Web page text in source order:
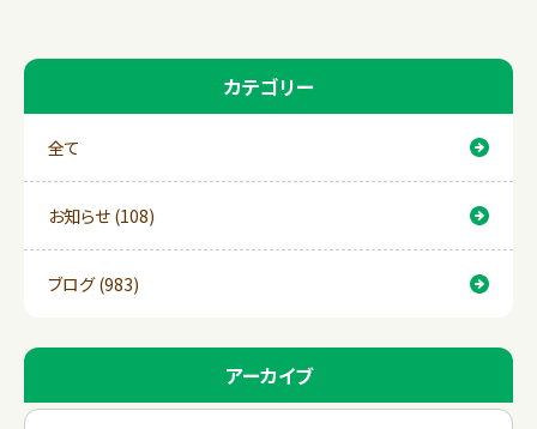
カテゴリー
全て
お知らせ (108)
ブログ (983)
アーカイブ